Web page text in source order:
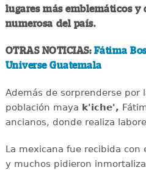
lugares más emblemáticos
numerosa del país.
OTRAS NOTICIAS: Fátima
Universe Guatemala
Además de sorprenderse por
población maya k'iche',
ancianos, donde realiza
La mexicana fue recibida
y muchos pidieron